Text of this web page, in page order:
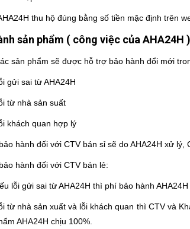
thu hộ đúng bằng số tiền mặc định trên
sản phẩm ( công việc của AHA24H )
sản phẩm sẽ được hỗ trợ bảo hành đổi mới
gửi sai từ AHA24H
từ nhà sản suất
khách quan hợp lý
hành đối với CTV bán sỉ sẽ do AHA24H xử lý,
hành đối với CTV bán lẻ:
lỗi gửi sai từ AHA24H thì phí bảo hành AHA24H
từ nhà sản xuất và lỗi khách quan thì CTV và
AHA24H chịu 100%.